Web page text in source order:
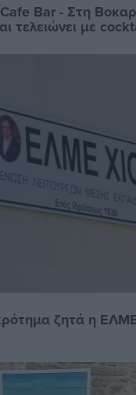
Bar - Στη
τελειώνει με
ζητά η